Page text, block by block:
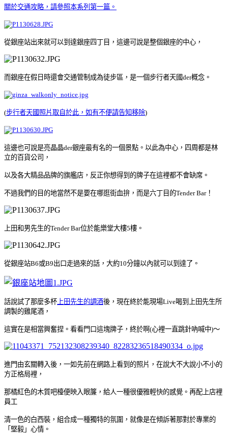
關於交通攻略，請參照本系列第一篇。
從銀座站出來就可以到達銀座四丁目，這邊可說是整個銀座的中心，
而銀座在假日時還會交通管制成為徒步區， 是一個步行者天國der概念。
(步行者天國照片取自於此，如有不便請告知移除)
這邊也可說是亮晶晶der銀座最有名的一個景點。以此為中心，四周都是林
立的百貨公司，
以及各大精品品牌的旗艦店，反正你想得到的牌子在這裡都不會缺席。
不過我們的目的地當然不是要在哪逛街血拚，而是六丁目的Tender Bar！
上田和男先生的Tender Bar位於能樂堂大樓5樓。
從銀座站B6或B9出口走過來的話，大約10分鐘以內就可以到達了。
話說試了那麼多杯 上田先生的調酒後，現在終於能現場Live喝到上田先生所
調製的雞尾酒，
這實在是相當興奮捏。看看門口這塊牌子，終於啊(心裡一直跳針吶喊中)～
進門由玄關轉入後 ，一如先前在網路上看到的照片，在說大不大說小不小的
方正格局裡，
那橘紅色的木質吧檯便映入眼簾 ，給人一種很優雅輕快的感覺。 再配上店裡
員工
清一色的白西裝，組合成一種獨特的氛圍，就像是在傾訴著那對於專業的
「 堅毅」心情。